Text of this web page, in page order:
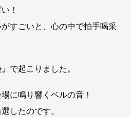
！
すごいと、心の中で拍手喝采
で起こりました。
に鳴り響くベルの音！
したのです。